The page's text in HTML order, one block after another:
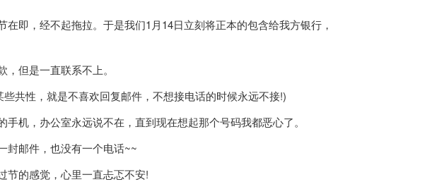
即，经不起拖拉。于是我们1月14日立刻将正本的包含给我方银行，
但是一直联系不上。
性，就是不喜欢回复邮件，不想接电话的时候永远不接!)
，办公室永远说不在，直到现在想起那个号码我都恶心了。
邮件，也没有一个电话~~
的感觉，心里一直忐忑不安!